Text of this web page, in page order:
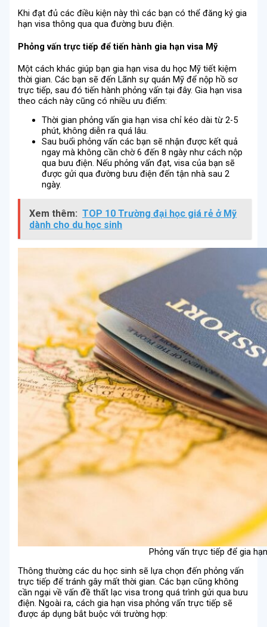
Khi đạt đủ các điều kiện này thì các bạn có thể đăng ký gia
hạn visa thông qua qua đường bưu điện.
Phỏng vấn trực tiếp để tiến hành gia hạn visa Mỹ
Một cách khác giúp bạn gia hạn visa du học Mỹ tiết kiệm
thời gian. Các bạn sẽ đến Lãnh sự quán Mỹ để nộp hồ sơ
trực tiếp, sau đó tiến hành phỏng vấn tại đây. Gia hạn visa
theo cách này cũng có nhiều ưu điểm:
Thời gian phỏng vấn gia hạn visa chỉ kéo dài từ 2-5
phút, không diễn ra quá lâu.
Sau buổi phỏng vấn các bạn sẽ nhận được kết quả
ngay mà không cần chờ 6 đến 8 ngày như cách nộp
qua bưu điện. Nếu phỏng vấn đạt, visa của bạn sẽ
được gửi qua đường bưu điện đến tận nhà sau 2
ngày.
Xem thêm: TOP 10 Trường đại học giá rẻ ở Mỹ
dành cho du học sinh
Phỏng vấn trực tiếp để gia
Thông thường các du học sinh sẽ lựa chọn đến phỏng vấn
trực tiếp để tránh gây mất thời gian. Các bạn cũng không
cần ngại về vấn đề thất lạc visa trong quá trình gửi qua bưu
điện. Ngoài ra, cách gia hạn visa phỏng vấn trực tiếp sẽ
được áp dụng bắt buộc với trường hợp: